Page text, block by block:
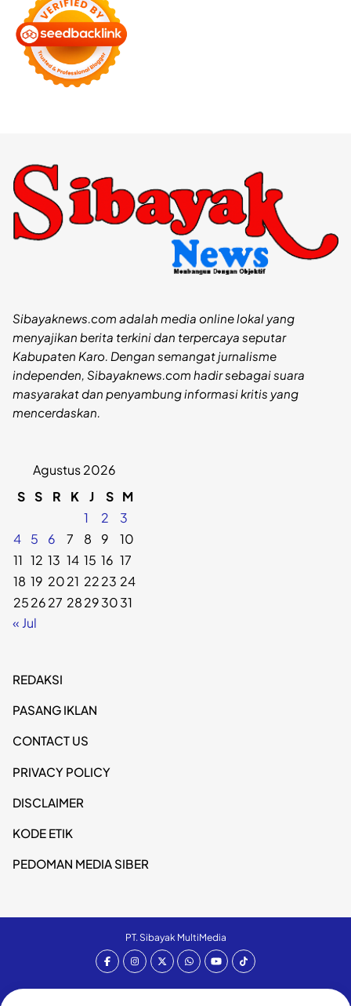
Sibayaknews.com adalah media online lokal yang
menyajikan berita terkini dan terpercaya seputar
Kabupaten Karo. Dengan semangat jurnalisme
independen, Sibayaknews.com hadir sebagai suara
masyarakat dan penyambung informasi kritis yang
mencerdaskan.
Agustus 2026
S S R K J S M
1
2
3
4
5 6 7 8 9
10
11 12 13 14 15 16 17
18 19 2021 2223 24
252627 28293031
« Jul
REDAKSI
PASANG IKLAN
CONTACT US
PRIVACY POLICY
DISCLAIMER
KODE ETIK
PEDOMAN MEDIA SIBER
PT. Sibayak MultiMedia